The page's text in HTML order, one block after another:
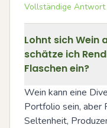
Vollständige
Lohnt sich Wein
schätze ich
Flaschen ein?
Wein kann eine
Portfolio sein, aber
Seltenheit,